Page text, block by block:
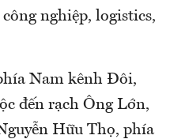
nghiệp, logistics,
Nam kênh Đôi,
đến rạch Ông Lớn,
Hữu Thọ, phía